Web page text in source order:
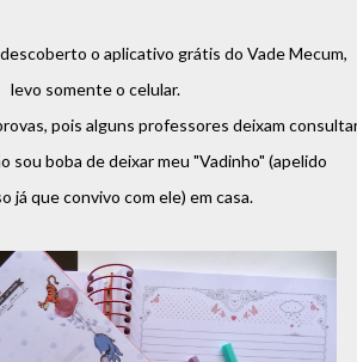
o aplicativo grátis do Vade Mecum,
levo somente o celular.
pois alguns professores deixam
sou boba de deixar meu "Vadinho" (apelido
já que convivo com ele) em casa.